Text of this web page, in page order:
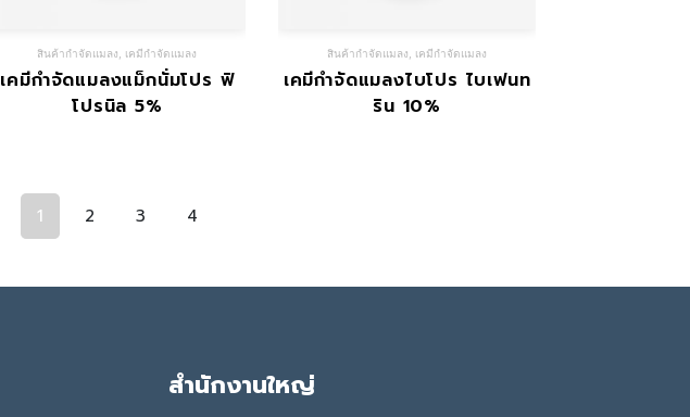
สินค้ากำจัดแมลง เคมีกำจัดแมลง
เคมีกำจัดแมลงแม็กนั่มโปร ฟิ
โปรนิล 5%
สินค้ากำจัดแมลง เคมีกำจัดแมลง
เคมีกำจัดแมลงไบโปร ไบเฟนท
ริน 10%
1 2 3 4
สำนักงานใหญ่